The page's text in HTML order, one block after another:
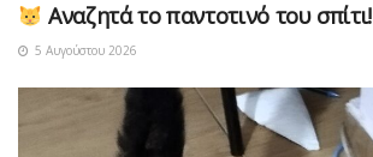
Αναζητά το παντοτινό του σπίτι!
5 Αυγούστου 2026